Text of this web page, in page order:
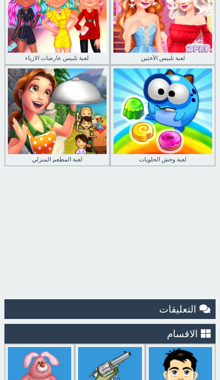
لعبة تلبيس عارضات الازياء لعبة تلبيس الأختين
لعبة المطعم المنزلي لعبة وحش الحلويات
التعليقات
الاقسام